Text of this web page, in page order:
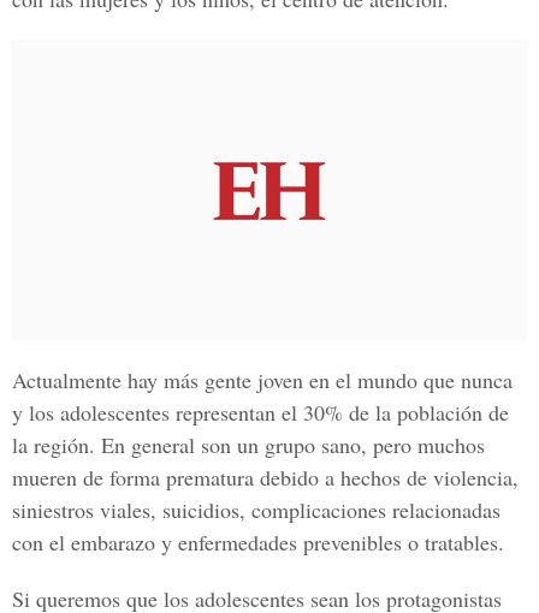
Actualmente hay más gente joven en el mundo que nunca
y los adolescentes representan el 30% de la población de
la región. En general son un grupo sano, pero muchos
mueren de forma prematura debido a hechos de violencia,
siniestros viales, suicidios, complicaciones relacionadas
con el embarazo y enfermedades prevenibles o tratables.
Si queremos que los adolescentes sean los protagonistas